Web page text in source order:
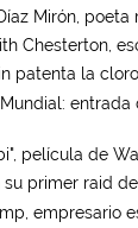
Mirón, poeta
Chesterton,
patenta la
entrada
película de
primer raid
empresario